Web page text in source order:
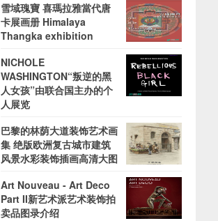
雪域瑰寶 喜瑪拉雅當代唐
卡展画册 Himalaya
Thangka exhibition
NICHOLE
WASHINGTON“叛逆的黑
人女孩”由联合国主办的个
人展览
巴黎的林荫大道装饰艺术画
集 绝版欧洲复古城市建筑
风景水彩装饰插画高清大图
Art Nouveau - Art Deco
Part II新艺术派艺术装饰拍
卖品图录介绍